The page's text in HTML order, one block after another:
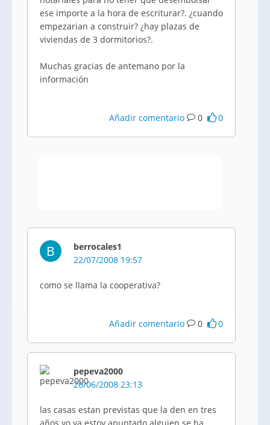
ese importe a la hora de escriturar?. ¿cuando
empezarian a construir? ¿hay plazas de
viviendas de 3 dormitorios?.
Muchas gracias de antemano por la
información
Añadir comentario 0 0
B
berrocales1
22/07/2008 19:57
como se llama la cooperativa?
Añadir comentario 0 0
pepeva2000
26/06/2008 23:13
las casas estan previstas que la den en tres